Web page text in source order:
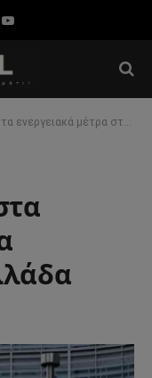
YouTube
μέτρα στήριξης στην Ελλάδα